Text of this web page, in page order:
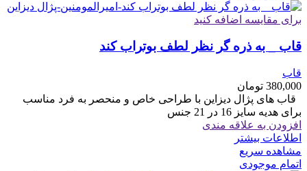
برای مقایسه اضافه کنید
قاب _ به ذره گر نظر لطف بوتراب کند
قاب
380,000 تومان
قاب های پژال دیزاین با طراحی خاص و منحصر به فرد مناسب
برای هدیه سایز 16 در 21 جنس
افزودن به علاقه مندی
اطلاعات بیشتر
مشاهده سریع
اتمام موجودی